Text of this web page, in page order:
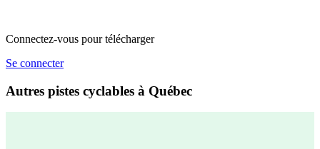
Connectez-vous pour télécharger
Se connecter
Autres pistes cyclables à Québec